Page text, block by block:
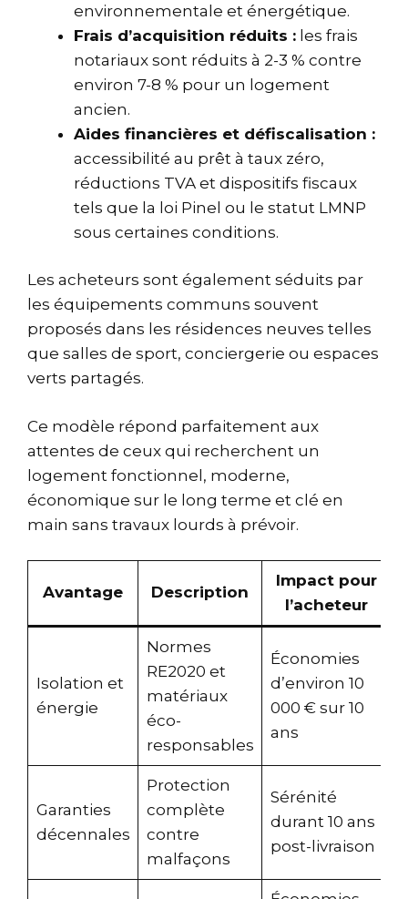
environnementale et énergétique.
Frais d’acquisition réduits : les frais
notariaux sont réduits à 2-3 % contre
environ 7-8 % pour un logement
ancien.
Aides financières et défiscalisation :
accessibilité au prêt à taux zéro,
réductions TVA et dispositifs fiscaux
tels que la loi Pinel ou le statut LMNP
sous certaines conditions.
Les acheteurs sont également séduits par
les équipements communs souvent
proposés dans les résidences neuves telles
que salles de sport, conciergerie ou espaces
verts partagés.
Ce modèle répond parfaitement aux
attentes de ceux qui recherchent un
logement fonctionnel, moderne,
économique sur le long terme et clé en
main sans travaux lourds à prévoir.
Avantage Description
Impact pour
l’acheteur
Isolation et
énergie
Normes
RE2020 et
matériaux
éco-
responsables
Économies
d’environ 10
000 € sur 10
ans
Garanties
décennales
Protection
complète
contre
malfaçons
Sérénité
durant 10 ans
post-livraison